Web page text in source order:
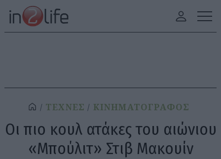
ΤΕΧΝΕΣ ΚΙΝΗΜΑΤΟΓΡΑΦΟΣ
Οι πιο κουλ ατάκες του αιώνιου
«Μπούλιτ» Στιβ Μακουίν